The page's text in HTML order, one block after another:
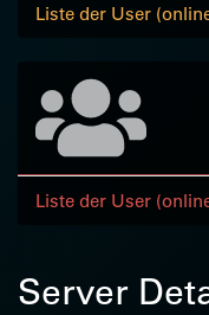
Liste der User
Liste der User
Server